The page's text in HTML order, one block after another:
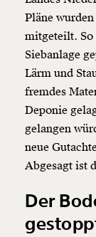
Pläne
mitgeteilt. So
Siebanlage
Lärm und
fremdes
Deponie
gelangen
neue
Abgesagt ist
Der